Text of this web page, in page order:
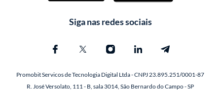
Siga nas redes sociais
Promobit Servicos de Tecnologia Digital Ltda - CNPJ 23.895.251/0001-87
R. José Versolato, 111 - B, sala 3014, São Bernardo do Campo - SP